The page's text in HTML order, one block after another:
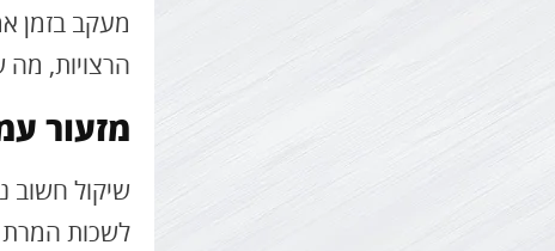
מעקב בזמן
הרצויות,
מזעור
שיקול חשוב
לשכות המרת